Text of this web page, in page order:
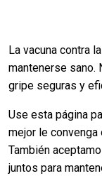
La vacuna contra
mantenerse sano.
gripe seguras y
Use esta página
mejor le convenga
También
juntos para